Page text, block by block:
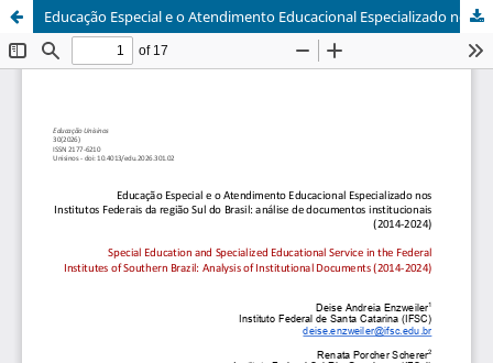
Educação Especial e o Atendimento Educacional Especializado nos Institutos Federais da região Sul do Brasil: análise de documentos institucionais (2014-2024)